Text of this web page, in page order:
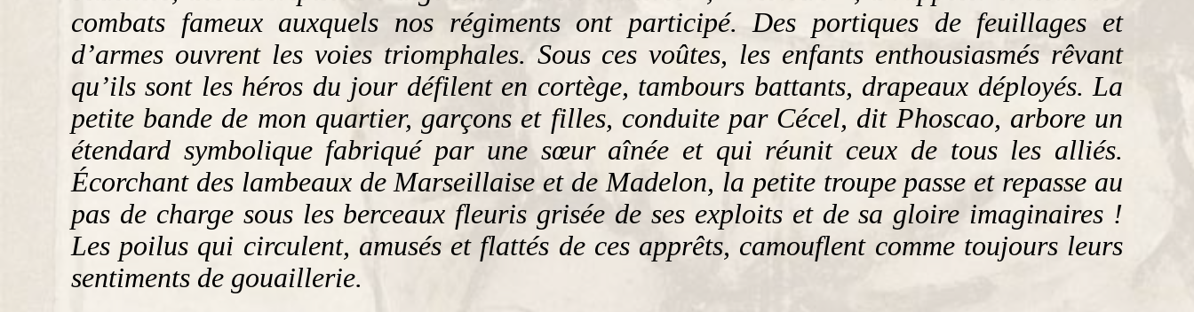
combats fameux auxquels nos régiments ont participé. Des portiques de feuillages et
d’armes ouvrent les voies triomphales. Sous ces voûtes, les enfants enthousiasmés rêvant
qu’ils sont les héros du jour défilent en cortège, tambours battants, drapeaux déployés. La
petite bande de mon quartier, garçons et filles, conduite par Cécel, dit Phoscao, arbore un
étendard symbolique fabriqué par une sœur aînée et qui réunit ceux de tous les alliés.
Écorchant des lambeaux de Marseillaise et de Madelon, la petite troupe passe et repasse au
pas de charge sous les berceaux fleuris grisée de ses exploits et de sa gloire imaginaires !
Les poilus qui circulent, amusés et flattés de ces apprêts, camouflent comme toujours leurs
sentiments de gouaillerie.